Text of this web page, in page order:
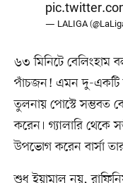
— LALIGA
৬৩ মিনিটে
পাঁচজন! এমন দু-একটি
তুলনায় পোস্টে সম্ভবত
করেন। গ্যালারি থেকে
উপভোগ করেন বার্সা
শুধু ইয়ামাল নয়,